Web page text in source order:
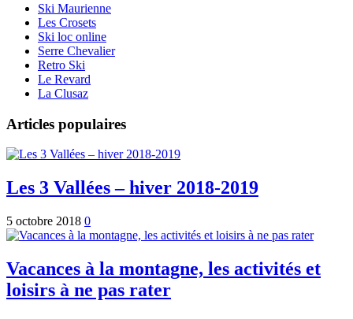
Ski Maurienne
Les Crosets
Ski loc online
Serre Chevalier
Retro Ski
Le Revard
La Clusaz
Articles populaires
Les 3 Vallées – hiver 2018-2019
5 octobre 2018 0
Vacances à la montagne, les activités et
loisirs à ne pas rater